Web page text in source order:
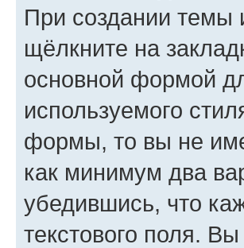
При создании темы
щёлкните на
основной формой
используемого
формы, то вы не
как минимум два
убедившись, что
текстового поля.